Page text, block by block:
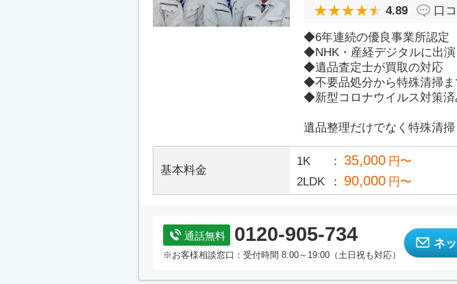
4.89 口
◆6年連続の優良事業所認定
◆NHK・産経デジタルに出演
◆遺品査定士が買取の対応
◆不要品処分から特殊清掃
◆新型コロナウイルス対策済
遺品整理だけでなく特殊清
基本料金
1K 35,000 円〜
2LDK
90,000 円〜
通話無料 0120-905-734
※お客様相談窓口：受付時間 8:00～19:00（土日祝も対応）
ネ